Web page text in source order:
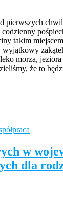
pierwszych
takim
morza,
że to
w
dla